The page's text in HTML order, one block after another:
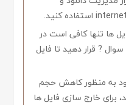
ها تنها کافی است در
? قرار دهید تا فایل
به منظور کاهش حجم
برای خارج سازی فایل ها